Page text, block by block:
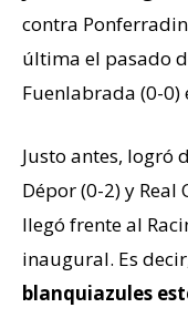
contra
última el pasado
Fuenlabrada (0-0)
Justo antes, logró
Dépor (0-2) y
llegó frente al
inaugural. Es
blanquiazules